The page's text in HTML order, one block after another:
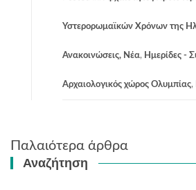
Υστερορωμαϊκών Χρόνων της
Ανακοινώσεις, Νέα, Ημερίδες -
Αρχαιολογικός χώρος Ολυμπίας,
Πλοήγηση
άρθρων
Παλαιότερα άρθρα
Αναζήτηση